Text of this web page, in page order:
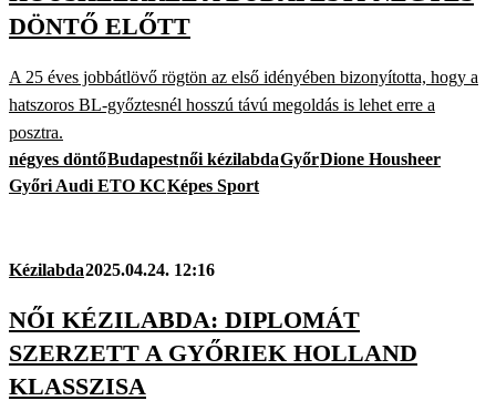
DÖNTŐ ELŐTT
A 25 éves jobbátlövő rögtön az első idényében bizonyította, hogy a
hatszoros BL-győztesnél hosszú távú megoldás is lehet erre a
posztra.
négyes döntőBudapestnői kézilabdaGyőrDione Housheer
Győri Audi ETO KCKépes Sport
Kézilabda2025.04.24. 12:16
NŐI KÉZILABDA: DIPLOMÁT
SZERZETT A GYŐRIEK HOLLAND
KLASSZISA